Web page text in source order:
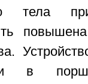
тела
в